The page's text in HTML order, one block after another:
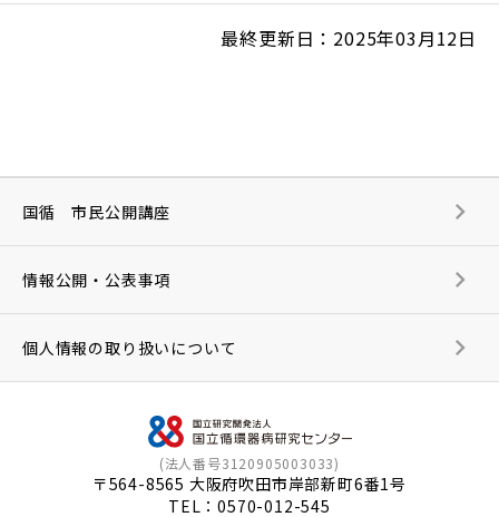
最終更新日：2025年03月12日
(法人番号3120905003033)
〒564-8565 大阪府吹田市岸部新町6番1号
TEL：0570-012-545
国循 市民公開講座
情報公開・公表事項
個人情報の取り扱いについて